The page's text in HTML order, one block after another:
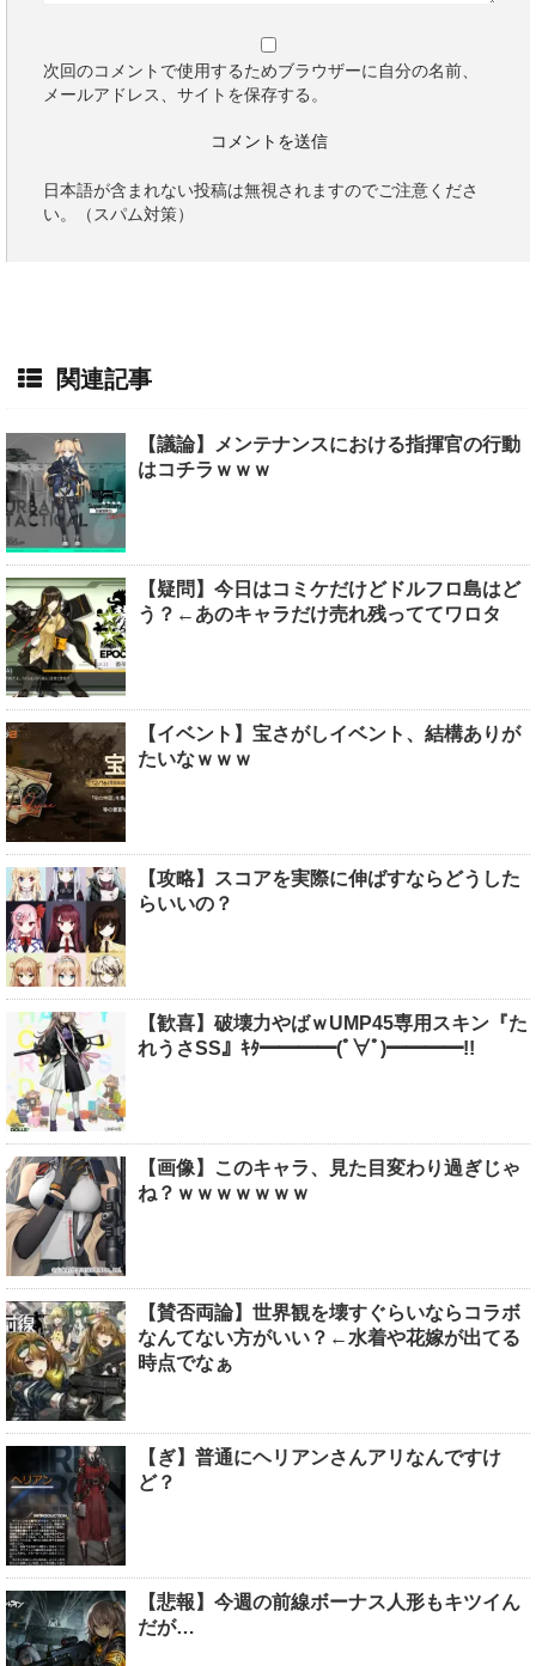
次回のコメントで使用するためブラウザーに自分の名前、
メールアドレス、サイトを保存する。
日本語が含まれない投稿は無視されますのでご注意くださ
い。（スパム対策）
関連記事
【議論】メンテナンスにおける指揮官の行動
はコチラｗｗｗ
【疑問】今日はコミケだけどドルフロ島はど
う？←あのキャラだけ売れ残っててワロタ
【イベント】宝さがしイベント、結構ありが
たいなｗｗｗ
【攻略】スコアを実際に伸ばすならどうした
らいいの？
【歓喜】破壊力やばｗUMP45専用スキン『た
れうさSS』ｷﾀ━━━━(ﾟ∀ﾟ)━━━━!!
【画像】このキャラ、見た目変わり過ぎじゃ
ね？ｗｗｗｗｗｗｗ
【賛否両論】世界観を壊すぐらいならコラボ
なんてない方がいい？←水着や花嫁が出てる
時点でなぁ
【ぎ】普通にヘリアンさんアリなんですけ
ど？
【悲報】今週の前線ボーナス人形もキツイん
だが…